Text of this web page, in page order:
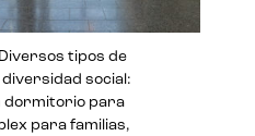
tipos de
social:
dormitorio para
para familias,